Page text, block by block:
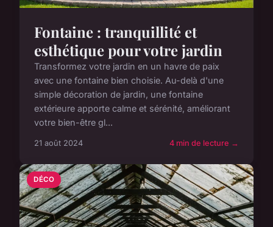
Fontaine : tranquillité et
esthétique pour votre jardin
Transformez votre jardin en un havre de paix
avec une fontaine bien choisie. Au-delà d'une
simple décoration de jardin, une fontaine
extérieure apporte calme et sérénité, améliorant
votre bien-être gl...
21 août 2024 4 min de lecture →
DÉCO